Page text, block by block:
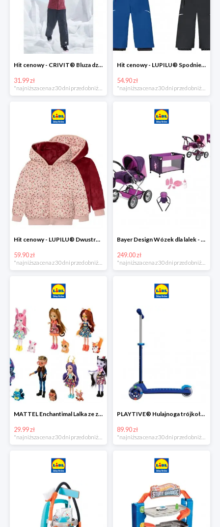
Hit cenowy - CRIVIT® Bluza dziewczęca z polaru
31.99 zł
Hit cenowy - LUPILU® Spodnie narciarskie chłopięce
54.90 zł
Hit cenowy - LUPILU® Dwustronna kurtka pikowana dziewczęca
59.90 zł
*najniższa cena z 30 dni przed obniżką
Bayer Design Wózek dla lalek - megazestaw
249.00 zł
*najniższa cena z 30 dni przed obniżką
MATTEL Enchantimal Lalka ze zwierzątkiem
29.99 zł
*najniższa cena z 30 dni przed obniżką
PLAYTIVE® Hulajnoga trójkołowa Tri Scooter z diodami LED
89.90 zł
*najniższa cena z 30 dni przed obniżką